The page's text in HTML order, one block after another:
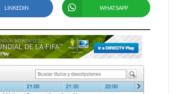
LINKEDIN WHATSAPP